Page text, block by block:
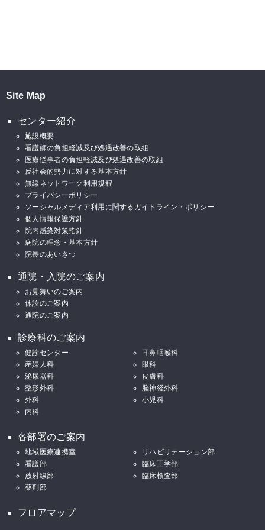
Site Map
センター紹介
施設概要
看護師の負担軽減及び処遇改善の取組
医療従事者の負担軽減及び処遇改善の取組
反社会的勢力に対する基本方針
無線ネットワーク利用規程
プライバシーポリシー
ソーシャルメディア利用に関するガイドライン・ポリシー
個人情報保護方針
院内感染対策指針
病院の理念・基本方針
院長のあいさつ
通院・入院のご案内
お見舞いのご案内
休診のご案内
通院のご案内
診療科のご案内
健診センター
耳鼻咽喉科
産婦人科
眼科
泌尿器科
皮膚科
整形外科
脳神経外科
外科
小児科
内科
各部署のご案内
地域医療連携室
リハビリテーション部
看護部
臨床工学部
放射線部
臨床検査部
薬剤部
フロアマップ